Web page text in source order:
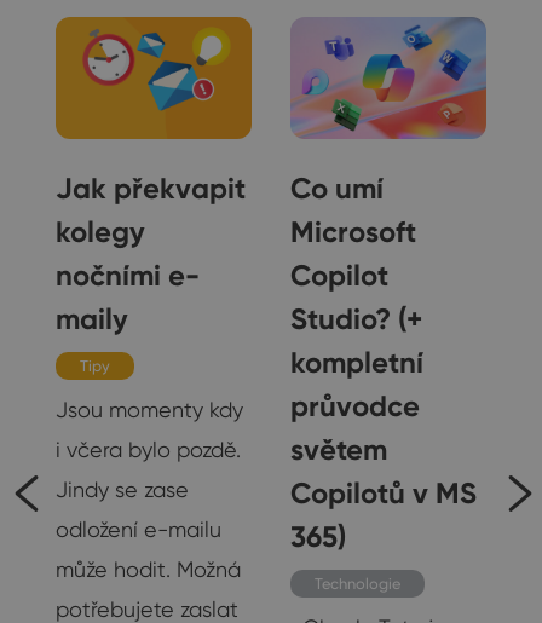
Jak překvapit
kolegy
nočními e-
maily
Tipy
Jsou momenty kdy
i včera bylo pozdě.
Jindy se zase
odložení e-mailu
může hodit. Možná
potřebujete zaslat
Co umí
Microsoft
Copilot
Studio? (+
kompletní
průvodce
světem
Copilotů v MS
365)
Technologie